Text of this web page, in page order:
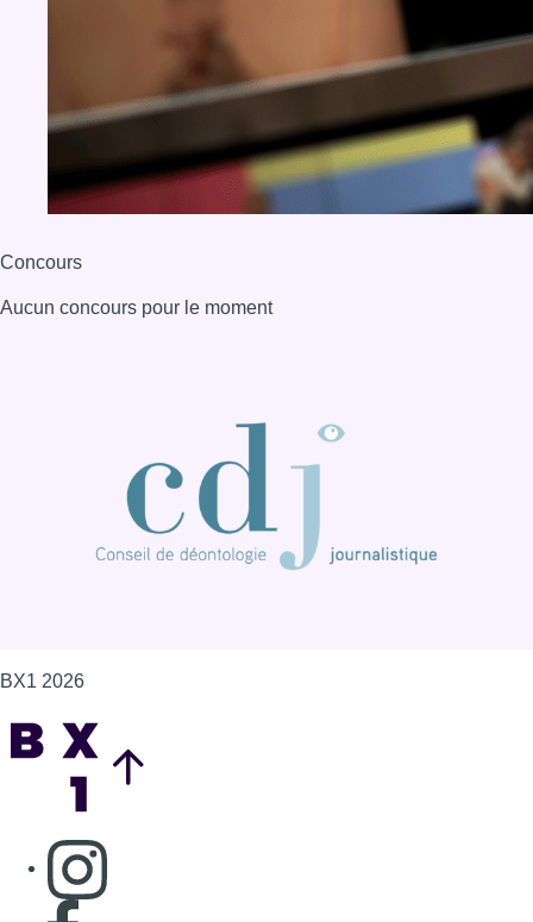
Concours
Aucun concours pour le moment
BX1 2026
Consulter page Instagram
Consulter page Facebook